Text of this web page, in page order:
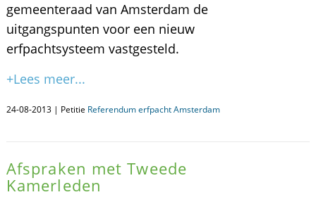
gemeenteraad van Amsterdam de
uitgangspunten voor een nieuw
erfpachtsysteem vastgesteld.
+Lees meer...
24-08-2013 | Petitie Referendum erfpacht Amsterdam
Afspraken met Tweede
Kamerleden